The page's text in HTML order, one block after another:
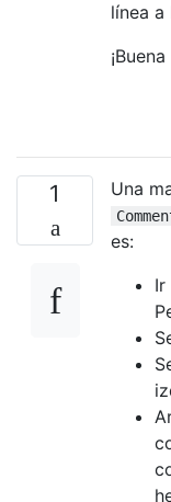
línea a
1 Una
es:
Ir